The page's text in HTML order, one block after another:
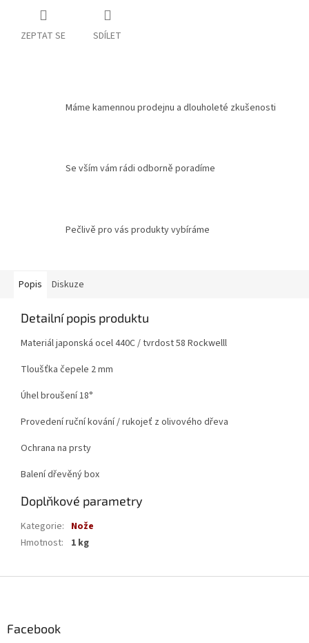
ZEPTAT SE SDÍLET
Máme kamennou prodejnu a dlouholeté zkušenosti
Se vším vám rádi odborně poradíme
Pečlivě pro vás produkty vybíráme
Popis Diskuze
Detailní popis produktu
Materiál japonská ocel 440C / tvrdost 58 Rockwelll
Tloušťka čepele 2 mm
Úhel broušení 18°
Provedení ruční kování / rukojeť z olivového dřeva
Ochrana na prsty
Balení dřevěný box
Doplňkové parametry
Kategorie: Nože
Hmotnost: 1 kg
Facebook